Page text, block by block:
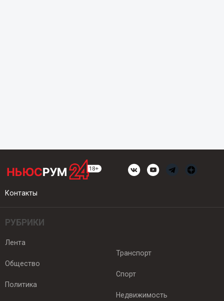
Контакты
РУБРИКИ
Лента
Общество
Политика
Транспорт
Спорт
Недвижимость